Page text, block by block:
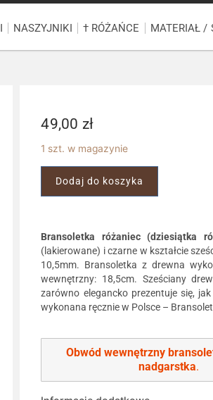
NASZYJNIKI † RÓŻAŃCE MATERIAŁ /
49,00 zł
1 szt. w magazynie
Dodaj do koszyka
Bransoletka różaniec (dziesiątka
(lakierowane) i czarne w kształcie
10,5mm. Bransoletka z drewna
wewnętrzny: 18,5cm. Sześciany
zarówno elegancko prezentuje się,
wykonana ręcznie w Polsce –
Obwód wewnętrzny
nadgarstka.